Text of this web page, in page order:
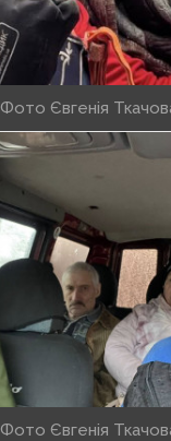
Фото Євгенія
Фото Євгенія